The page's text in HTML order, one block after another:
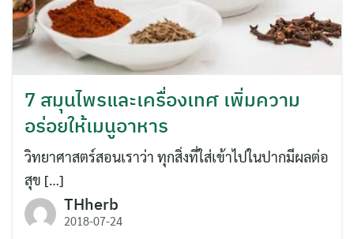
7 สมุนไพรและเครื่องเทศ เพิ่มความ
อร่อยให้เมนูอาหาร
วิทยาศาสตร์สอนเราว่า ทุกสิ่งที่ใส่เข้าไปในปากมีผลต่อ
สุข […]
THherb
2018-07-24